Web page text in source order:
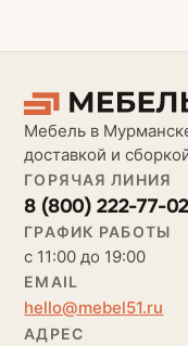
Мебель в
доставкой и
ГОРЯЧАЯ ЛИНИЯ
8 (800) 222-77-02
ГРАФИК РАБОТЫ
с 11:00 до 19:00
EMAIL
hello@mebel51.ru
АДРЕС